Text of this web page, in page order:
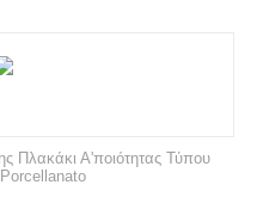
Πλακάκι Α'ποιότητας Τύπου